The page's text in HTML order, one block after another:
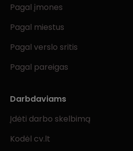
Pagal įmones
Pagal miestus
Pagal verslo sritis
Pagal pareigas
Darbdaviams
Įdėti darbo skelbimą
Kodėl cv.lt